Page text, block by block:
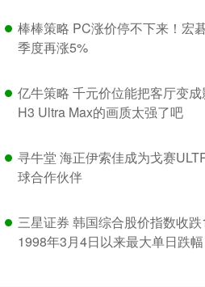
棒棒策略 PC涨价停不下来！宏
季度再涨5%
亿牛策略 千元价位能把客厅变
H3 Ultra Max的画质太强了吧
寻牛堂 海正伊索佳成为戈赛
球合作伙伴
三星证券 韩国综合股价指数收
1998年3月4日以来最大单日跌幅